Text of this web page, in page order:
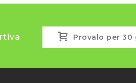
Provalo per 30